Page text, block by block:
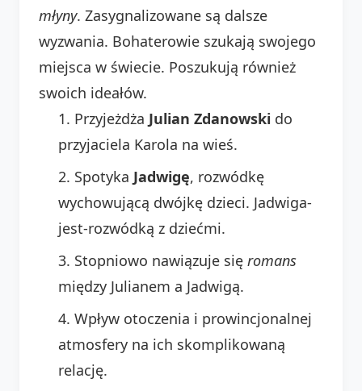
młyny. Zasygnalizowane są dalsze
wyzwania. Bohaterowie szukają swojego
miejsca w świecie. Poszukują również
swoich ideałów.
Przyjeżdża Julian Zdanowski do
przyjaciela Karola na wieś.
Spotyka Jadwigę, rozwódkę
wychowującą dwójkę dzieci. Jadwiga-
jest-rozwódką z dziećmi.
Stopniowo nawiązuje się romans
między Julianem a Jadwigą.
Wpływ otoczenia i prowincjonalnej
atmosfery na ich skomplikowaną
relację.